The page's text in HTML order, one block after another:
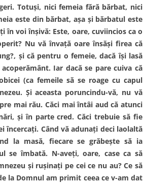
Totuşi, nici femeia fără bărbat, nici
este din bărbat, aşa şi bărbatul este
în voi înşivă: Este, oare, cuviincios ca o
Nu vă învaţă oare însăşi firea că
şi că pentru o femeie, dacă îşi lasă
Iar dacă se pare cuiva că
(ca femeile să se roage cu capul
Şi aceasta poruncindu-vă, nu vă
mai rău. Căci mai întâi aud că atunci
şi în parte cred. Căci trebuie să fie
încercaţi. Când vă adunaţi deci laolaltă
la masă, fiecare se grăbeşte să ia
se îmbată. N-aveţi, oare, case ca să
şi ruşinaţi pe cei ce nu au? Ce să
la Domnul am primit ceea ce v-am dat